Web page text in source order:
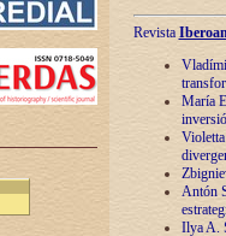
Revista
María
Antón
Ilya A.